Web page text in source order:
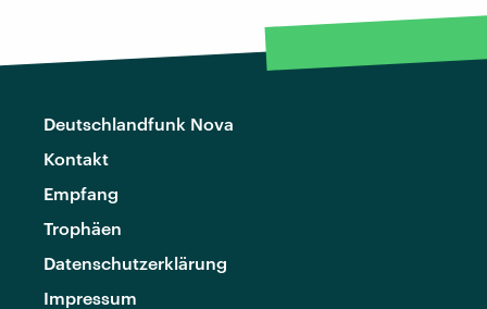
Deutschlandfunk Nova
Kontakt
Empfang
Trophäen
Datenschutzerklärung
Impressum